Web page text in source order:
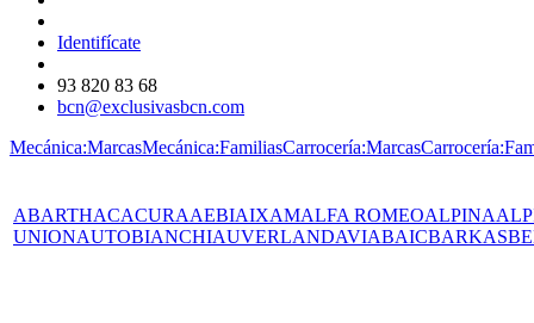
Identifícate
93 820 83 68
bcn@exclusivasbcn.com
Mecánica:MarcasMecánica:FamiliasCarrocería:Marcas
ABARTHACACURAAEBIAIXAMALFA ROMEOALPINA
UNIONAUTOBIANCHIAUVERLANDAVIABAICBARKAS